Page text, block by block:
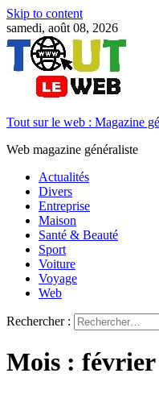
Skip to content
samedi, août 08, 2026
Tout sur le web : Magazine
Web magazine généraliste
Actualités
Divers
Entreprise
Maison
Santé & Beauté
Sport
Voiture
Voyage
Web
Rechercher :
Mois : février